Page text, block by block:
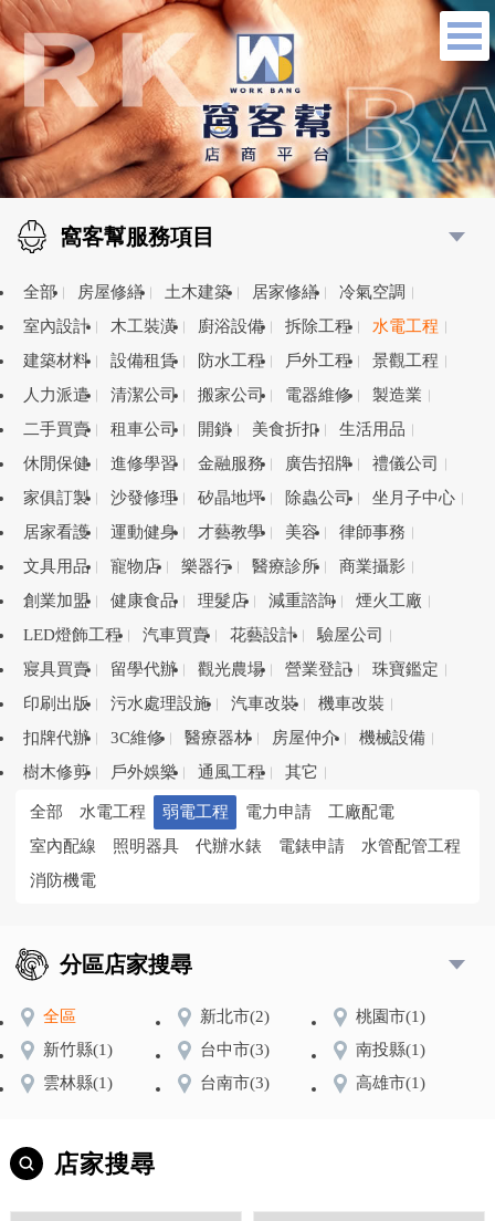
窩客幫服務項目
全部 房屋修繕 土木建築 居家修繕
冷氣空調
室內設計
木工裝潢 廚浴設備 拆除工程
水電工程
建築材料
設備租賃 防水工程 戶外工程
景觀工程
人力派遣
清潔公司 搬家公司 電器維修
製造業
二手買賣
租車公司 開鎖 美食折扣
生活用品
休閒保健
進修學習 金融服務 廣告招牌
禮儀公司
家俱訂製
沙發修理 矽晶地坪 除蟲公司
坐月子中心
居家看護
運動健身 才藝教學 美容
律師事務
文具用品
寵物店 樂器行 醫療診所
商業攝影
創業加盟
健康食品 理髮店 減重諮詢
煙火工廠
LED燈飾工程
汽車買賣 花藝設計
驗屋公司
寢具買賣
留學代辦 觀光農場 營業登記
珠寶鑑定
印刷出版
污水處理設施 汽車改裝
機車改裝
扣牌代辦
3C維修 醫療器材 房屋仲介
機械設備
樹木修剪
戶外娛樂 通風工程 其它
全部 水電工程 弱電工程 電力申請
工廠配電
室內配線
照明器具 代辦水錶 電錶申請
水管配管工程
消防機電
分區店家搜尋
全區 新北市(2) 桃園市(1)
新竹縣(1) 台中市(3) 南投縣(1)
雲林縣(1) 台南市(3) 高雄市(1)
店家搜尋